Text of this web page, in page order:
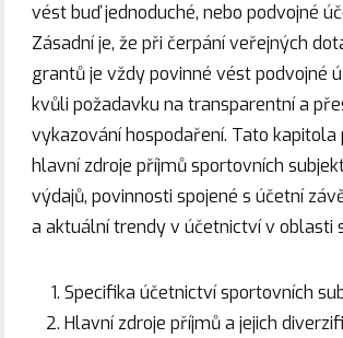
vést buď jednoduché, nebo podvojné
Zásadní je, že při čerpání veřejných
grantů je vždy povinné vést podvojné
kvůli požadavku na transparentní a
vykazování hospodaření. Tato kapitola
hlavní zdroje příjmů sportovních
výdajů, povinnosti spojené s účetní
a aktuální trendy v účetnictví v oblasti
Specifika účetnictví sportovních
Hlavní zdroje příjmů a jejich